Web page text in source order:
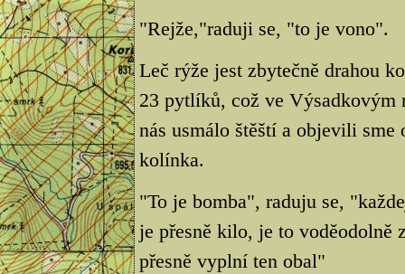
"Rejže,"raduji se, "to je vono".
Leč rýže jest zbytečně drahou
23 pytlíků, což ve Výsadkovým
nás usmálo štěští a objevili
kolínka.
"To je bomba", raduju se,
je přesně kilo, je to voděodolně
přesně vyplní ten obal"